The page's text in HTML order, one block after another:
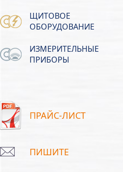
ЩИТОВОЕ
ОБОРУДОВАНИЕ
ИЗМЕРИТЕЛЬНЫЕ
ПРИБОРЫ
ПРАЙС-ЛИСТ
ПИШИТЕ